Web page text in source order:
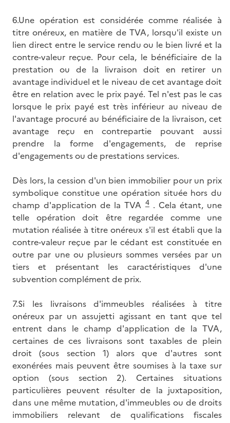
6.Une opération est considérée comme réalisée à
titre onéreux, en matière de TVA, lorsqu'il existe un
lien direct entre le service rendu ou le bien livré et la
contre-valeur reçue. Pour cela, le bénéficiaire de la
prestation ou de la livraison doit en retirer un
avantage individuel et le niveau de cet avantage doit
être en relation avec le prix payé. Tel n'est pas le cas
lorsque le prix payé est très inférieur au niveau de
l'avantage procuré au bénéficiaire de la livraison, cet
avantage reçu en contrepartie pouvant aussi
prendre la forme d'engagements, de reprise
d'engagements ou de prestations services.
Dès lors, la cession d'un bien immobilier pour un prix
symbolique constitue une opération située hors du
champ d'application de la TVA 4 . Cela étant, une
telle opération doit être regardée comme une
mutation réalisée à titre onéreux s'il est établi que la
contre-valeur reçue par le cédant est constituée en
outre par une ou plusieurs sommes versées par un
tiers et présentant les caractéristiques d'une
subvention complément de prix.
7.Si les livraisons d'immeubles réalisées à titre
onéreux par un assujetti agissant en tant que tel
entrent dans le champ d'application de la TVA,
certaines de ces livraisons sont taxables de plein
droit (sous section 1) alors que d'autres sont
exonérées mais peuvent être soumises à la taxe sur
option (sous section 2). Certaines situations
particulières peuvent résulter de la juxtaposition,
dans une même mutation, d'immeubles ou de droits
immobiliers relevant de qualifications fiscales